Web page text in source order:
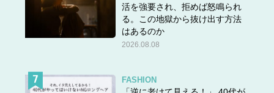
活を強要され、拒めば怒鳴られ
る。この地獄から抜け出す方法
はあるのか
2026.08.08
FASHION